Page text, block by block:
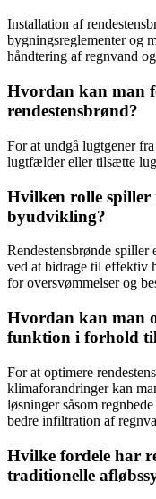
Installation af
bygningsreglementer og
håndtering af regnvand
Hvordan kan man
rendestensbrønd?
For at undgå lugtgener
lugtfælder eller tilsætte
Hvilken rolle spiller
byudvikling?
Rendestensbrønde
ved at bidrage til effektiv
for oversvømmelser og
Hvordan kan man
funktion i forhold
For at optimere
klimaforandringer kan
løsninger såsom
bedre infiltration af
Hvilke fordele har
traditionelle